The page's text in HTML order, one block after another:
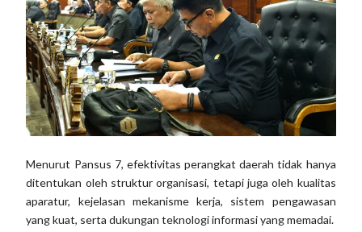
Menurut Pansus 7, efektivitas perangkat daerah tidak hanya
ditentukan oleh struktur organisasi, tetapi juga oleh kualitas
aparatur, kejelasan mekanisme kerja, sistem pengawasan
yang kuat, serta dukungan teknologi informasi yang memadai.